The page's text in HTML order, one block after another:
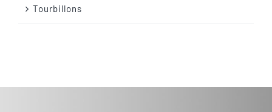
Tourbillons